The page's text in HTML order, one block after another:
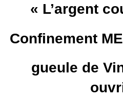
« L’argent
Confinement
gueule de